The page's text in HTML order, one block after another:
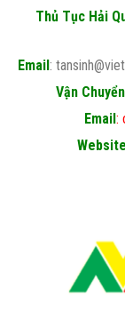
Thủ Tục Hải
Email :
Vận
Email :
Website